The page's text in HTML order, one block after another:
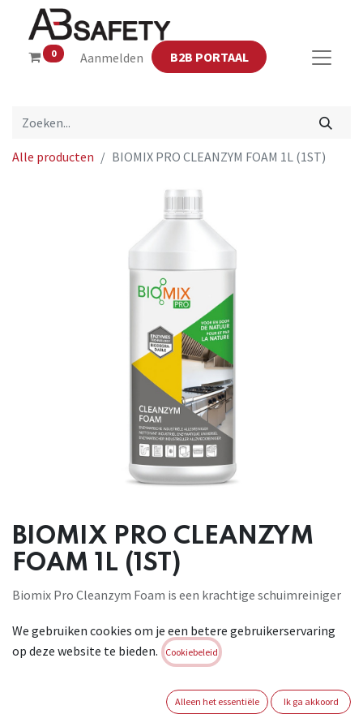
0 Aanmelden B2B PORTAAL
Alle producten BIOMIX PRO CLEANZYM FOAM 1L (1ST)
BIOMIX PRO CLEANZYM
FOAM 1L (1ST)
Biomix Pro Cleanzym Foam is een krachtige schuimreiniger
oppervlakken, vloeren, materialen en gereedschappen die in
contact komen met onder andere vleeswaren en ingezouten
We gebruiken cookies om je een betere gebruikerservaring
op deze website te bieden.
Cookiebeleid
Alleen het essentiële Ik ga akkoord